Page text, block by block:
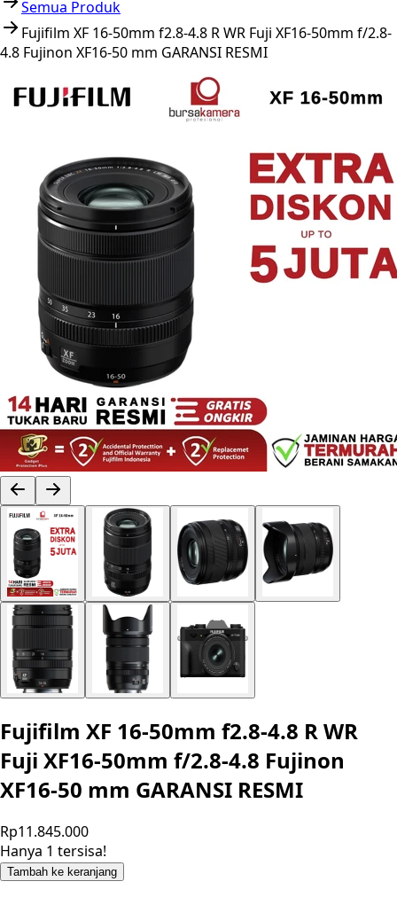
Semua Produk
Fujifilm XF 16-50mm f2.8-4.8 R WR Fuji XF16-50mm f/2.8-
4.8 Fujinon XF16-50 mm GARANSI RESMI
Fujifilm XF 16-50mm f2.8-4.8 R WR
Fuji XF16-50mm f/2.8-4.8 Fujinon
XF16-50 mm GARANSI RESMI
Rp11.845.000
Hanya 1 tersisa!
Tambah ke keranjang